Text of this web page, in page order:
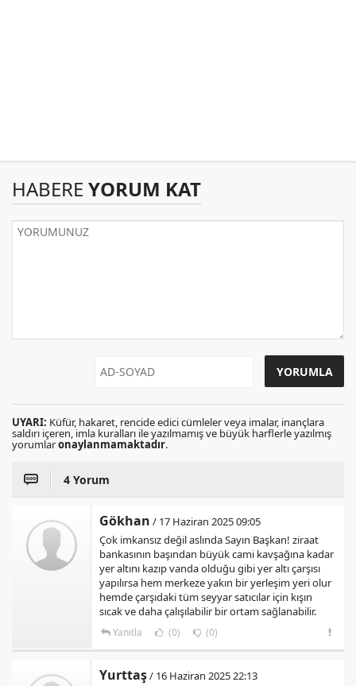
HABERE YORUM KAT
UYARI: Küfür, hakaret, rencide edici cümleler veya imalar, inançlara
saldırı içeren, imla kuralları ile yazılmamış ve büyük harflerle yazılmış
yorumlaronaylanmamaktadır.
4 Yorum
Gökhan / 17 Haziran 2025 09:05
Çok imkansız değil aslında Sayın Başkan! ziraat
bankasının başından büyük cami kavşağına kadar
yer altını kazıp vanda olduğu gibi yer altı çarşısı
yapılırsa hem merkeze yakın bir yerleşim yeri olur
hemde çarşıdaki tüm seyyar satıcılar için kışın
sıcak ve daha çalışılabilir bir ortam sağlanabilir.
Yanıtla (0) (0)
Yurttaş/ 16 Haziran 2025 22:13